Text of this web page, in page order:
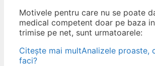
Motivele pentru care nu se poate
medical competent doar pe baza
trimise pe net, sunt urmatoarele:
Citește mai multAnalizele proaste,
faci?